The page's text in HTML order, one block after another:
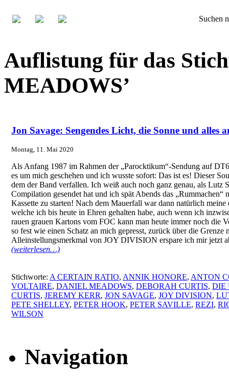
Suchen
Auflistung für das
MEADOWS’
Jon Savage: Sengendes Licht, die Sonne und alles
Montag, 11. Mai 2020
Als Anfang 1987 im Rahmen der „Parocktikum“-Sendung auf
es um mich geschehen und ich wusste sofort: Das ist es! Dieser
dem der Band verfallen. Ich weiß auch noch ganz genau, als Lutz
Compilation gesendet hat und ich spät Abends das
Kassette zu starten! Nach dem Mauerfall war dann natürlich
welche ich bis heute in Ehren gehalten habe, auch wenn ich
rauen grauen Kartons vom FOC kann man heute immer noch die
so fest wie einen Schatz an mich gepresst, zurück über die
Alleinstellungsmerkmal von JOY DIVISION erspare ich mir jetzt
(weiterlesen…)
Stichworte: A CERTAIN RATIO, ANNIK HONORE, ANTON
VOLTAIRE, DANIEL MEADOWS, DEBORAH CURTIS, DIE
CURTIS, JEREMY KERR, JON SAVAGE, JOY DIVISION,
PETE SHELLEY, PETER HOOK, PETER SAVILLE, REZI,
WILSON
Navigation